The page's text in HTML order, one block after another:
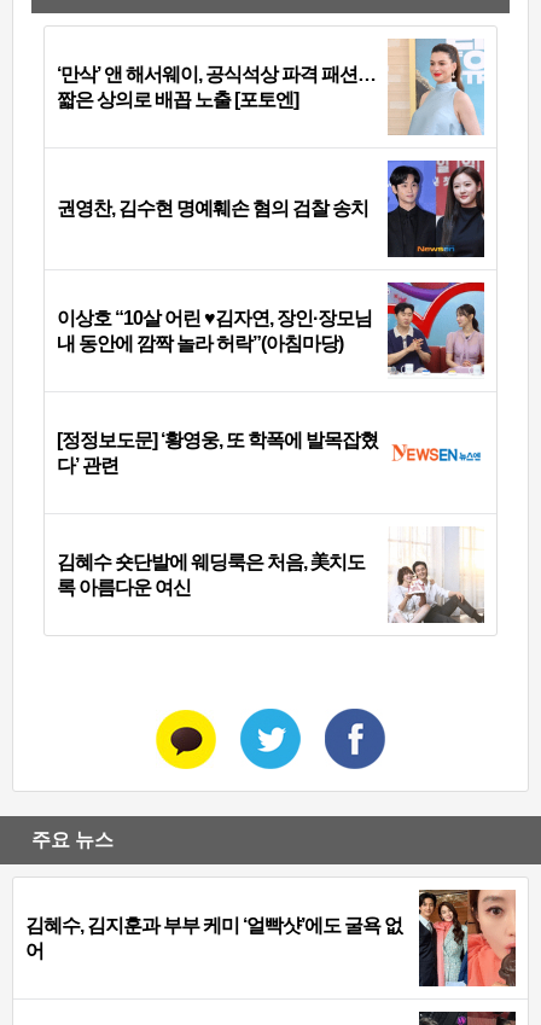
‘만삭’ 앤 해서웨이, 공식석상 파격 패션…
짧은 상의로 배꼽 노출 [포토엔]
권영찬, 김수현 명예훼손 혐의 검찰 송치
이상호 “10살 어린 ♥김자연, 장인·장모님
내 동안에 깜짝 놀라 허락”(아침마당)
[정정보도문] ‘황영웅, 또 학폭에 발목잡혔
다’ 관련
김혜수 숏단발에 웨딩룩은 처음, 美치도
록 아름다운 여신
주요 뉴스
김혜수, 김지훈과 부부 케미 ‘얼빡샷’에도 굴욕 없
어